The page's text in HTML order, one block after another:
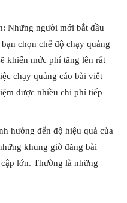
Những người mới bắt đầu
chọn chế độ chạy quảng
khiến mức phí tăng lên rất
chạy quảng cáo bài viết
được nhiều chi phí tiếp
hưởng đến độ hiệu quả của
khung giờ đăng bài
lớn. Thường là những